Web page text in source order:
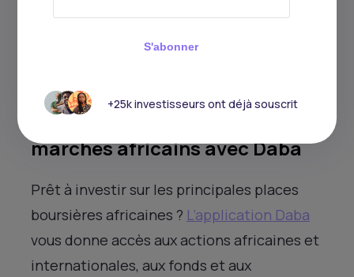
Les places boursières du continent ne sont
dans les discussions d’allocation mondiale
Comment accéder aux
marchés africains avec Daba
Prêt à investir sur les principales places
boursières africaines ? L’application Daba
vous donne accès aux actions africaines et
internationales, aux fonds et aux
S'abonner
+25k investisseurs ont déjà souscrit